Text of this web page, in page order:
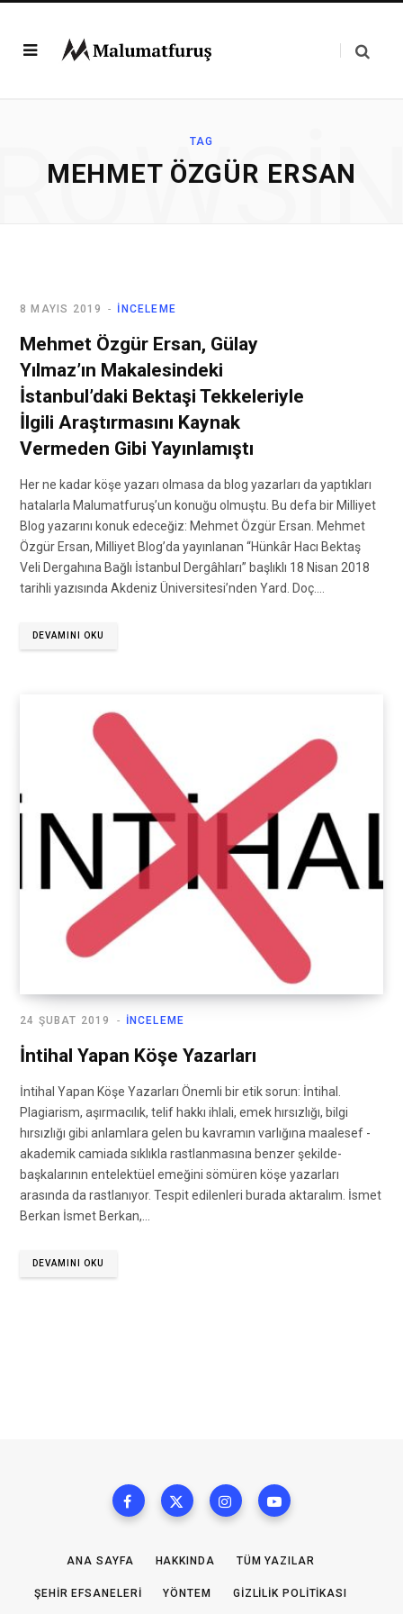
TAG
MEHMET ÖZGÜR ERSAN
İNCELEME
8 MAYIS 2019
Mehmet Özgür Ersan, Gülay
Yılmaz’ın Makalesindeki
İstanbul’daki Bektaşi Tekkeleriyle
İlgili Araştırmasını Kaynak
Vermeden Gibi Yayınlamıştı
Her ne kadar köşe yazarı olmasa da blog yazarları da yaptıkları
hatalarla Malumatfuruş’un konuğu olmuştu. Bu defa bir Milliyet
Blog yazarını konuk edeceğiz: Mehmet Özgür Ersan. Mehmet
Özgür Ersan, Milliyet Blog’da yayınlanan “Hünkâr Hacı Bektaş
Veli Dergahına Bağlı İstanbul Dergâhları” başlıklı 18 Nisan 2018
tarihli yazısında Akdeniz Üniversitesi’nden Yard. Doç.…
DEVAMINI OKU
İNCELEME
24 ŞUBAT 2019
İntihal Yapan Köşe Yazarları
İntihal Yapan Köşe Yazarları Önemli bir etik sorun: İntihal.
Plagiarism, aşırmacılık, telif hakkı ihlali, emek hırsızlığı, bilgi
hırsızlığı gibi anlamlara gelen bu kavramın varlığına maalesef -
akademik camiada sıklıkla rastlanmasına benzer şekilde-
başkalarının entelektüel emeğini sömüren köşe yazarları
arasında da rastlanıyor. Tespit edilenleri burada aktaralım. İsmet
Berkan İsmet Berkan,…
DEVAMINI OKU
ANA SAYFA HAKKINDA TÜM YAZILAR
ŞEHIR EFSANELERI YÖNTEM GIZLILIK POLITIKASI